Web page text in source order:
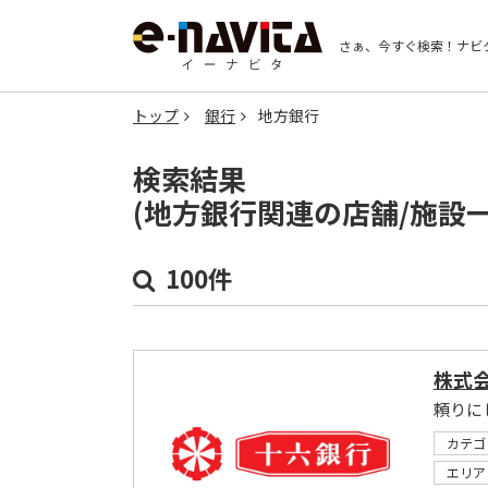
さぁ、今すぐ検索！ ナビ
トップ 銀行 地方銀行
検索結果
(地方銀行関連の店舗/施設
100件
株式
頼りに
カテ
エリ